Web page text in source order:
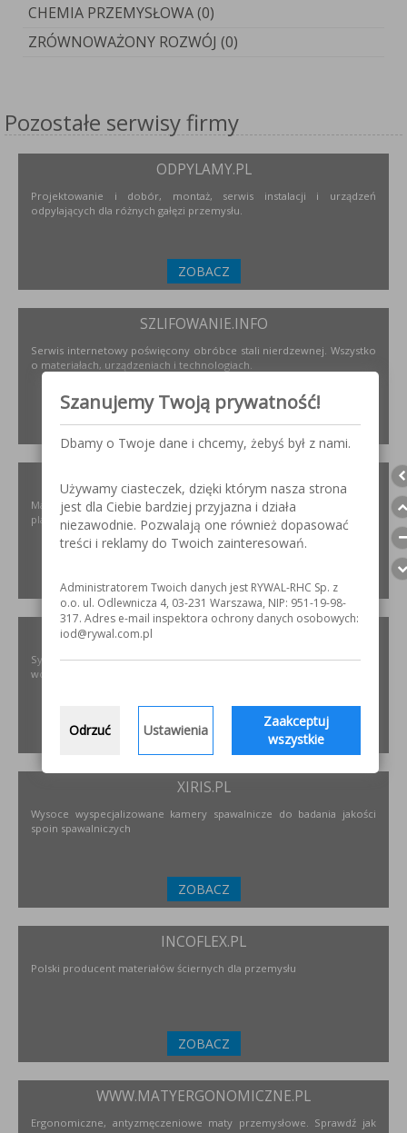
CHEMIA PRZEMYSŁOWA (0)
ZRÓWNOWAŻONY ROZWÓJ (0)
Pozostałe serwisy firmy
ODPYLAMY.PL
Projektowanie i dobór, montaż, serwis instalacji i urządzeń
odpylających dla różnych gałęzi przemysłu.
ZOBACZ
SZLIFOWANIE.INFO
Serwis internetowy poświęcony obróbce stali nierdzewnej. Wszystko
o materiałach, urządzeniach i technologiach.
ZOBACZ
Materiały i urządzenia do napawania i regeneracji. Układy
plastyfikujące oraz obróbka CNC.
ZOBACZ
PODNOSZENIE.EU
Systemy transportu bliskiego, żurawie, żurawików, suwnice,
wciągników oraz wiele innych.
ZOBACZ
XIRIS.PL
Wysoce wyspecjalizowane kamery spawalnicze do badania jakości
spoin spawalniczych
ZOBACZ
INCOFLEX.PL
Polski producent materiałów ściernych dla przemysłu
ZOBACZ
WWW.MATYERGONOMICZNE.PL
Ergonomiczne, antyzmęczeniowe maty przemysłowe. Sprawdź jak
Szanujemy Twoją prywatność!
Dbamy o Twoje dane i chcemy, żebyś był z nami.
Używamy ciasteczek, dzięki którym nasza strona
jest dla Ciebie bardziej przyjazna i działa
niezawodnie. Pozwalają one również dopasować
treści i reklamy do Twoich zainteresowań.
Administratorem Twoich danych jest RYWAL-RHC Sp. z
o.o. ul. Odlewnicza 4, 03-231 Warszawa, NIP: 951-19-98-
317. Adres e-mail inspektora ochrony danych osobowych:
iod@rywal.com.pl
Odrzuć Ustawienia
Zaakceptuj
wszystkie